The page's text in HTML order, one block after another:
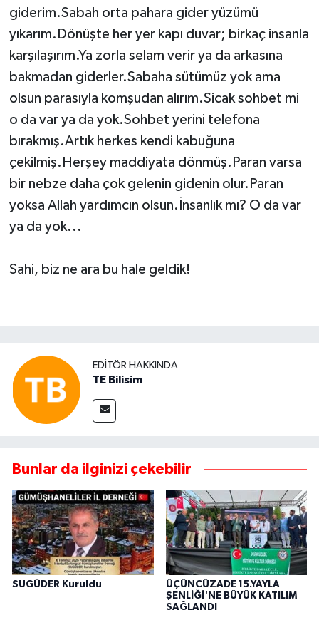
giderim.Sabah orta pahara gider yüzümü
yıkarım.Dönüşte her yer kapı duvar; birkaç insanla
karşılaşırım.Ya zorla selam verir ya da arkasına
bakmadan giderler.Sabaha sütümüz yok ama
olsun parasıyla komşudan alırım.Sicak sohbet mi
o da var ya da yok.Sohbet yerini telefona
bırakmış.Artık herkes kendi kabuğuna
çekilmiş.Herşey maddiyata dönmüş.Paran varsa
bir nebze daha çok gelenin gidenin olur.Paran
yoksa Allah yardımcın olsun.İnsanlık mı? O da var
ya da yok...
Sahi, biz ne ara bu hale geldik!
EDITÖR HAKKINDA
TE Bilisim
Bunlar da ilginizi çekebilir
SUGÜDER Kuruldu
ÜÇÜNCÜZADE 15.YAYLA
ŞENLİĞİ'NE BÜYÜK KATILIM
SAĞLANDI